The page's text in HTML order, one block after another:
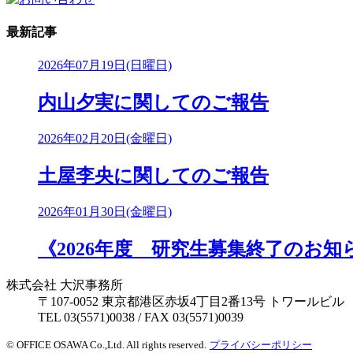
最新記事
2026年07月19日(日曜日)
内山夕実に関してのご報告
2026年02月20日(金曜日)
土屋李央に関してのご報告
2026年01月30日(金曜日)
《2026年度 研究生募集終了のお知
株式会社 大沢事務所
〒107-0052 東京都港区赤坂4丁目2番13号 トワールビル
TEL 03(5571)0038 / FAX 03(5571)0039
© OFFICE OSAWA Co.,Ltd. All rights reserved. プライバシーポリシー